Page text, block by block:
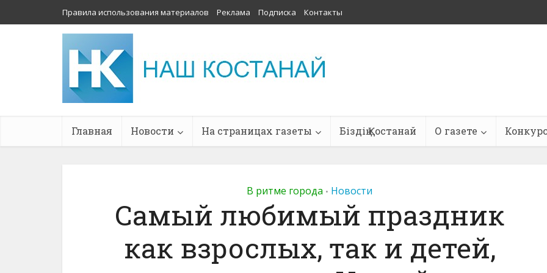
Правила использования материалов Реклама Подписка Контакты
Главная Новости На страницах газеты Біздің Қостанай О газете
В ритме города • Новости
Самый любимый праздник
как взрослых, так и детей,